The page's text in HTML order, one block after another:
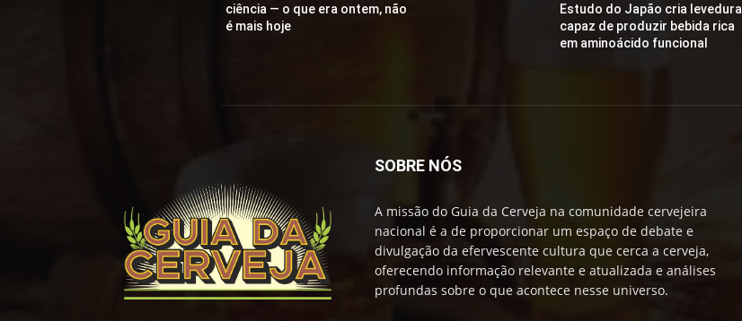
ciência — o que era ontem, não
é mais hoje
Estudo do Japão cria levedura
capaz de produzir bebida rica
em aminoácido funcional
SOBRE NÓS
A missão do Guia da Cerveja na comunidade cervejeira
nacional é a de proporcionar um espaço de debate e
divulgação da efervescente cultura que cerca a cerveja,
oferecendo informação relevante e atualizada e análises
profundas sobre o que acontece nesse universo.